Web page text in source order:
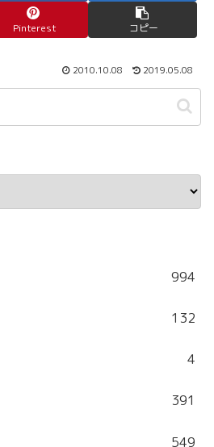
Pinterest コピー
2010.10.08 2019.05.08
994
132
4
391
549